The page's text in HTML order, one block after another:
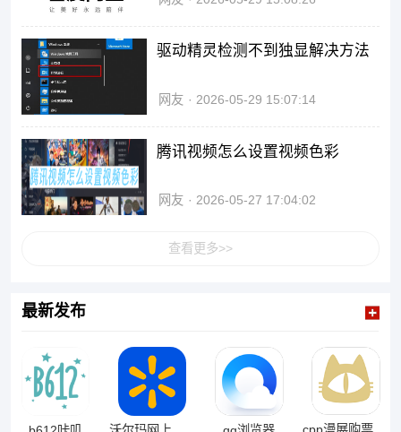
驱动精灵检测不到独显解决方法
网友 2026-05-29 15:07:14
腾讯视频怎么设置视频色彩
网友 2026-05-27 17:04:02
查看更多>>
最新发布